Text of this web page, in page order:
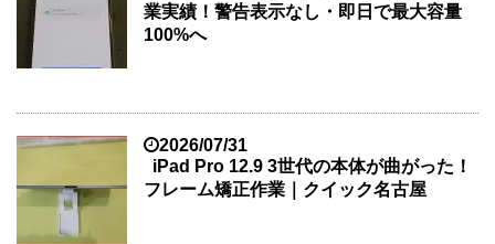
業実績！警告表示なし・即日で最大容量
100%へ
2026/07/31
iPad Pro 12.9 3世代の本体が曲がった！
フレーム矯正作業｜クイック名古屋